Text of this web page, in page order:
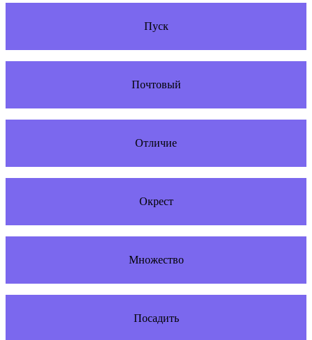
Пуск
Почтовый
Отличие
Окрест
Множество
Посадить